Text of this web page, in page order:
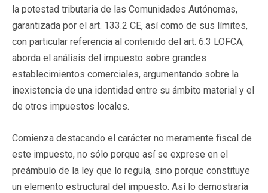
la potestad tributaria de las Comunidades Autónomas,
garantizada por el art. 133.2 CE, así como de sus límites,
con particular referencia al contenido del art. 6.3 LOFCA,
aborda el análisis del impuesto sobre grandes
establecimientos comerciales, argumentando sobre la
inexistencia de una identidad entre su ámbito material y el
de otros impuestos locales.
Comienza destacando el carácter no meramente fiscal de
este impuesto, no sólo porque así se exprese en el
preámbulo de la ley que lo regula, sino porque constituye
un elemento estructural del impuesto. Así lo demostraría